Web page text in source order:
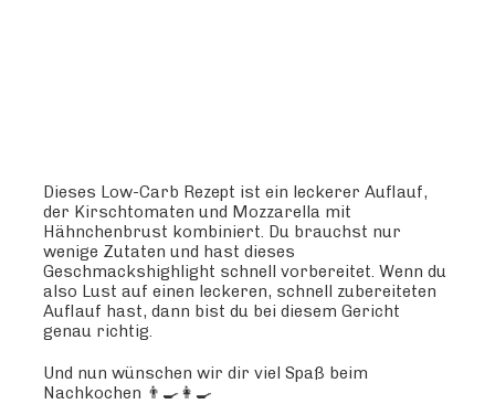
Dieses Low-Carb Rezept ist ein leckerer Auflauf,
der Kirschtomaten und Mozzarella mit
Hähnchenbrust kombiniert. Du brauchst nur
wenige Zutaten und hast dieses
Geschmackshighlight schnell vorbereitet. Wenn du
also Lust auf einen leckeren, schnell zubereiteten
Auflauf hast, dann bist du bei diesem Gericht
genau richtig.
Und nun wünschen wir dir viel Spaß beim
Nachkochen 👨‍🍳👩‍🍳